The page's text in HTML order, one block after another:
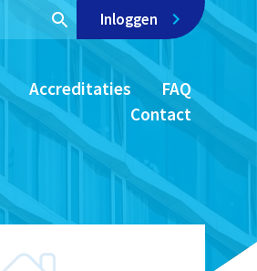
Inloggen
Accreditaties
FAQ
Contact